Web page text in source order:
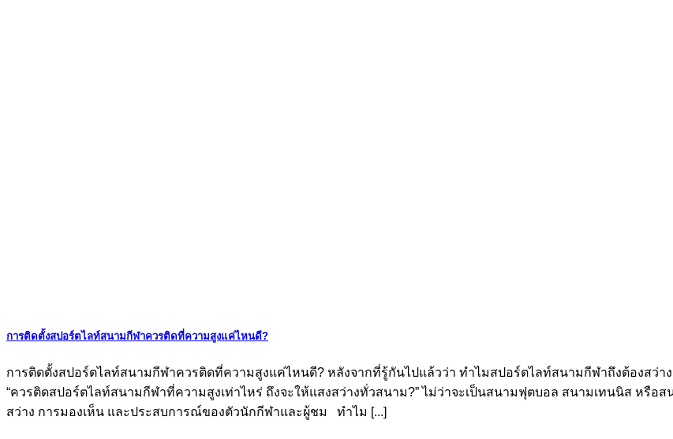
การติดตั้งสปอร์ตไลท์สนามกีฬาควรติดที่ความสูงแค่ไหนดี?
การติดตั้งสปอร์ตไลท์สนามกีฬาควรติดที่ความสูงแค่ไหนดี? หลังจากที่รู้กันไปแล้วว่า ทำไมสปอร์ตไลท์สนามกีฬาถึงต้องสว่
“ควรติดสปอร์ตไลท์สนามกีฬาที่ความสูงเท่าไหร่ ถึงจะให้แสงสว่างทั่วสนาม?” ไม่ว่าจะเป็นสนามฟุตบอล สนามเทนนิส หรือ
สว่าง การมองเห็น และประสบการณ์ของตัวนักกีฬาและผู้ชม ทำไม [...]